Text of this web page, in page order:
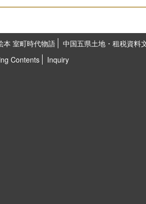
本 室町時代物語
中国五県土地・租税資料
Contents
Inquiry